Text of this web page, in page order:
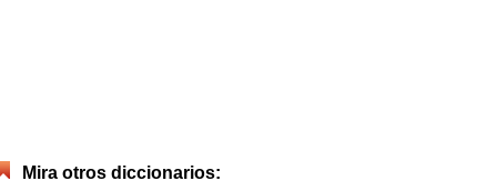
Mira otros diccionarios: